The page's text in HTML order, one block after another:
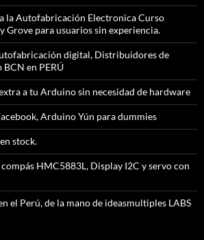
la Autofabricación Electronica Curso
Grove para usuarios sin experiencia.
digital, Distribuidores de
BCN en PERÚ
a tu Arduino sin necesidad de hardware
Arduino Yún para dummies
stock.
HMC5883L, Display I2C y servo con
el Perú, de la mano de ideasmultiples LABS